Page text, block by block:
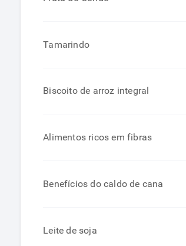
Tamarindo
Biscoito de arroz integral
Alimentos ricos em fibras
Benefícios do caldo de cana
Leite de soja